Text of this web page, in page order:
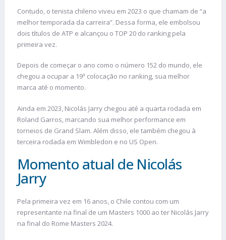
Contudo, o tenista chileno viveu em 2023 o que chamam de “a
melhor temporada da carreira”. Dessa forma, ele embolsou
dois títulos de ATP e alcançou o TOP 20 do ranking pela
primeira vez.
Depois de começar o ano como o número 152 do mundo, ele
chegou a ocupar a 19ª colocação no ranking, sua melhor
marca até o momento.
Ainda em 2023, Nicolás Jarry chegou até a quarta rodada em
Roland Garros, marcando sua melhor performance em
torneios de Grand Slam. Além disso, ele também chegou à
terceira rodada em Wimbledon e no US Open.
Momento atual de Nicolás
Jarry
Pela primeira vez em 16 anos, o Chile contou com um
representante na final de um Masters 1000 ao ter Nicolás Jarry
na final do Rome Masters 2024.